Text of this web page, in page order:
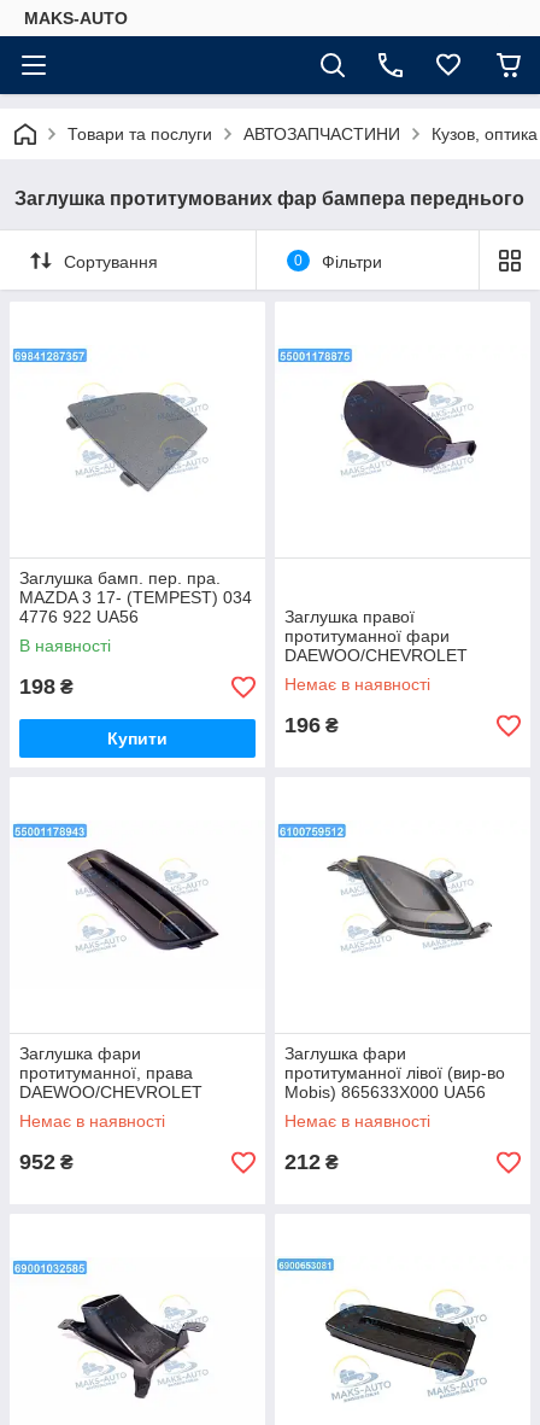
MAKS-AUTO
Товари та послуги АВТОЗАПЧАСТИНИ Кузов, оптика
Заглушка протитумованих фар бампера переднього
Сортування 0 Фільтри
Заглушка бамп. пер. пра.
MAZDA 3 17- (TEMPEST) 034
4776 922 UA56
В наявності
198 ₴
Купити
Заглушка правої
протитуманної фари
DAEWOO/CHEVROLET
LANOS (вир-во GM)
96226174 UA56
Немає в наявності
196 ₴
Заглушка фари
протитуманної, права
DAEWOO/CHEVROLET
CRUZE (вир-во GM)
94831150 UA56
Немає в наявності
952 ₴
Заглушка фари
протитуманної лівої (вир-во
Mobis) 865633X000 UA56
Немає в наявності
212 ₴